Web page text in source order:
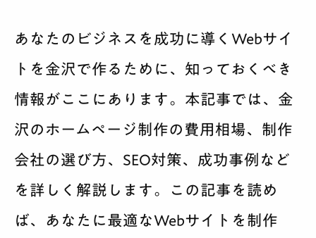
会社紹介
採用
相談する
あなたのビジネスを成功に導くWebサイ
トを金沢で作るために、知っておくべき
情報がここにあります。本記事では、金
沢のホームページ制作の費用相場、制作
会社の選び方、SEO対策、成功事例など
を詳しく解説します。この記事を読め
ば、あなたに最適なWebサイトを制作